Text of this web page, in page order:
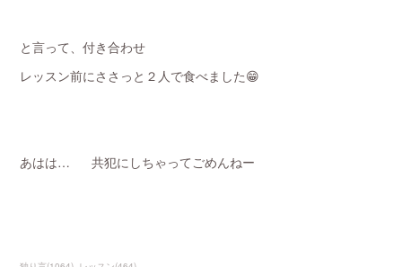
と言って、付き合わせ
レッスン前にささっと２人で食べました😁
あはは… 共犯にしちゃってごめんねー